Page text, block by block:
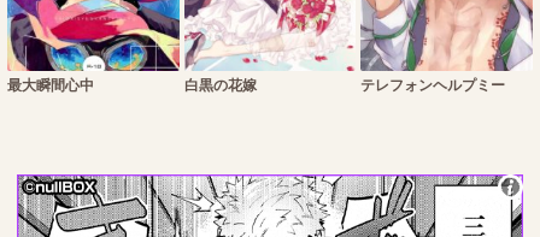
最大瞬間心中 白黒の花嫁 テレフォンヘルプミー